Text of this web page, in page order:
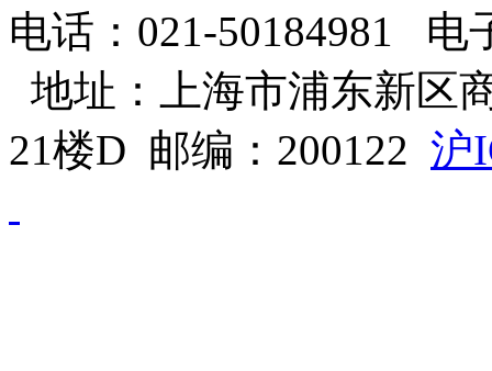
电话：021-50184981 电
地址：上海市浦东新区
21楼D 邮编：200122 沪